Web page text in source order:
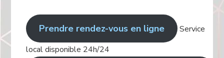
Prendre rendez-vous en ligne
Service
local disponible 24h/24